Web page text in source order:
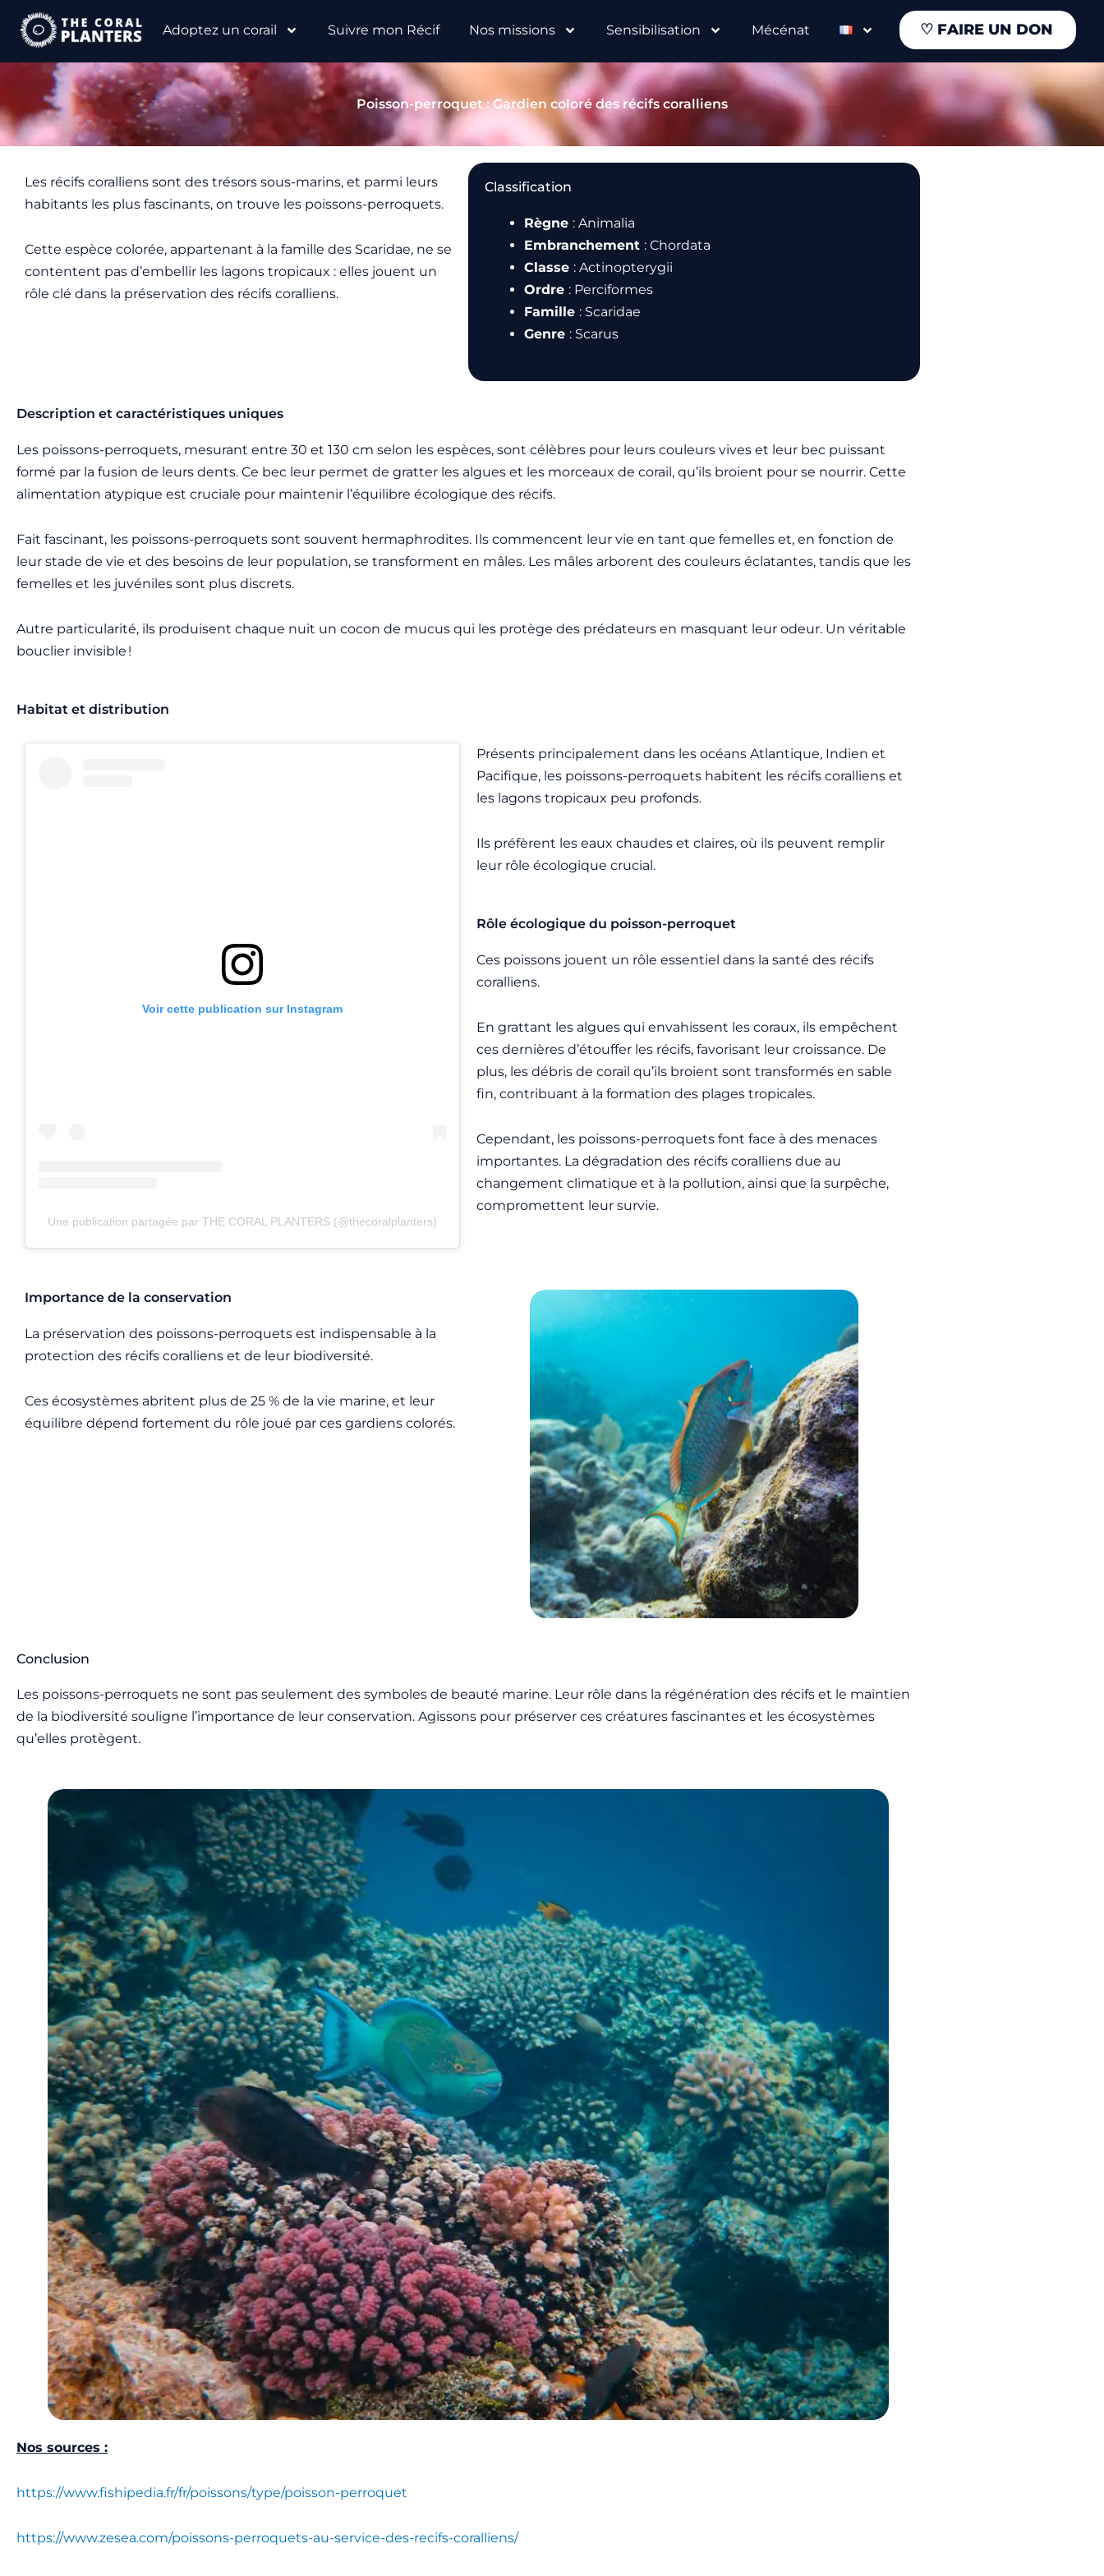
Adoptez un corail Suivre mon Récif Nos missions Sensibilisation Mécénat ♡ FAIRE UN DON
Poisson-perroquet : Gardien coloré des récifs coralliens
Les récifs coralliens sont des trésors sous-marins, et parmi leurs
habitants les plus fascinants, on trouve les poissons-perroquets.
Cette espèce colorée, appartenant à la famille des Scaridae, ne se
contentent pas d’embellir les lagons tropicaux : elles jouent un
rôle clé dans la préservation des récifs coralliens.
Classification
Règne : Animalia
Embranchement : Chordata
Classe : Actinopterygii
Ordre : Perciformes
Famille : Scaridae
Genre : Scarus
Description et caractéristiques uniques
Les poissons-perroquets, mesurant entre 30 et 130 cm selon les espèces, sont célèbres pour leurs couleurs vives et leur bec puissant
formé par la fusion de leurs dents. Ce bec leur permet de gratter les algues et les morceaux de corail, qu’ils broient pour se nourrir. Cette
alimentation atypique est cruciale pour maintenir l’équilibre écologique des récifs.
Fait fascinant, les poissons-perroquets sont souvent hermaphrodites. Ils commencent leur vie en tant que femelles et, en fonction de
leur stade de vie et des besoins de leur population, se transforment en mâles. Les mâles arborent des couleurs éclatantes, tandis que les
femelles et les juvéniles sont plus discrets.
Autre particularité, ils produisent chaque nuit un cocon de mucus qui les protège des prédateurs en masquant leur odeur. Un véritable
bouclier invisible !
Habitat et distribution
Voir cette publication sur Instagram
Une publication partagée par THE CORAL PLANTERS (@thecoralplanters)
Présents principalement dans les océans Atlantique, Indien et
Pacifique, les poissons-perroquets habitent les récifs coralliens et
les lagons tropicaux peu profonds.
Ils préfèrent les eaux chaudes et claires, où ils peuvent remplir
leur rôle écologique crucial.
Rôle écologique du poisson-perroquet
Ces poissons jouent un rôle essentiel dans la santé des récifs
coralliens.
En grattant les algues qui envahissent les coraux, ils empêchent
ces dernières d’étouffer les récifs, favorisant leur croissance. De
plus, les débris de corail qu’ils broient sont transformés en sable
fin, contribuant à la formation des plages tropicales.
Cependant, les poissons-perroquets font face à des menaces
importantes. La dégradation des récifs coralliens due au
changement climatique et à la pollution, ainsi que la surpêche,
compromettent leur survie.
Importance de la conservation
La préservation des poissons-perroquets est indispensable à la
protection des récifs coralliens et de leur biodiversité.
Ces écosystèmes abritent plus de 25 % de la vie marine, et leur
équilibre dépend fortement du rôle joué par ces gardiens colorés.
Conclusion
Les poissons-perroquets ne sont pas seulement des symboles de beauté marine. Leur rôle dans la régénération des récifs et le maintien
de la biodiversité souligne l’importance de leur conservation. Agissons pour préserver ces créatures fascinantes et les écosystèmes
qu’elles protègent.
Nos sources :
https://www.fishipedia.fr/fr/poissons/type/poisson-perroquet
https://www.zesea.com/poissons-perroquets-au-service-des-recifs-coralliens/